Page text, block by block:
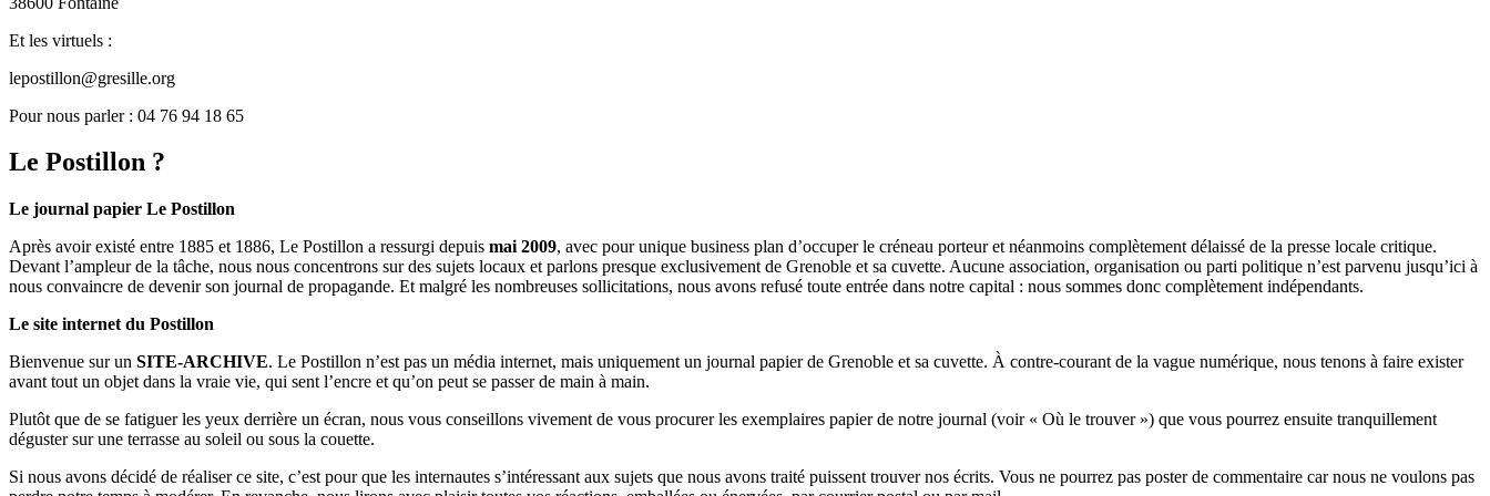
Et les virtuels :
lepostillon@gresille.org
Pour nous parler : 04 76 94 18 65
Le Postillon ?
Le journal papier Le Postillon
Après avoir existé entre 1885 et 1886, Le Postillon a ressurgi depuis mai 2009, avec pour unique business plan d’occuper le créneau porteur et néanmoins complètement délaissé de la presse locale critique.
Devant l’ampleur de la tâche, nous nous concentrons sur des sujets locaux et parlons presque exclusivement de Grenoble et sa cuvette. Aucune association, organisation ou parti politique n’est parvenu jusqu’ici à
nous convaincre de devenir son journal de propagande. Et malgré les nombreuses sollicitations, nous avons refusé toute entrée dans notre capital : nous sommes donc complètement indépendants.
Le site internet du Postillon
Bienvenue sur un SITE-ARCHIVE. Le Postillon n’est pas un média internet, mais uniquement un journal papier de Grenoble et sa cuvette. À contre-courant de la vague numérique, nous tenons à faire exister
avant tout un objet dans la vraie vie, qui sent l’encre et qu’on peut se passer de main à main.
Plutôt que de se fatiguer les yeux derrière un écran, nous vous conseillons vivement de vous procurer les exemplaires papier de notre journal (voir « Où le trouver ») que vous pourrez ensuite tranquillement
déguster sur une terrasse au soleil ou sous la couette.
Si nous avons décidé de réaliser ce site, c’est pour que les internautes s’intéressant aux sujets que nous avons traité puissent trouver nos écrits. Vous ne pourrez pas poster de commentaire car nous ne voulons pas